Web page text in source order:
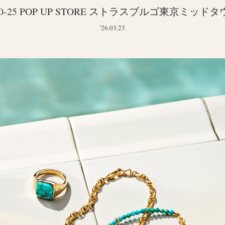
POP UP STORE ストラスブルゴ東京ミッドタ
'26.03.23